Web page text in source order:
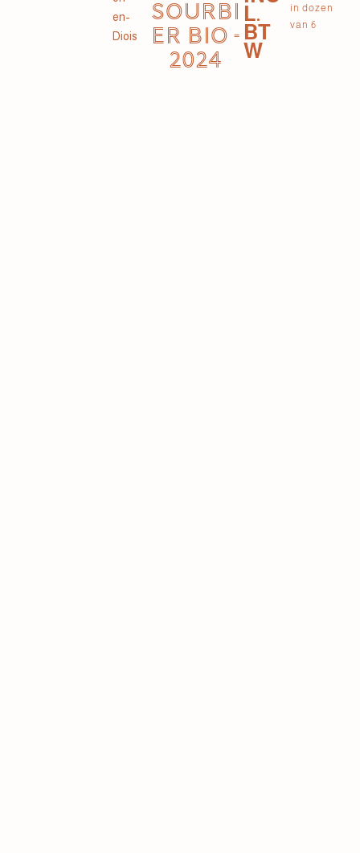
en-
Diois
SOURBI
ER BIO -
2024
L.
BT
W
in dozen
van 6